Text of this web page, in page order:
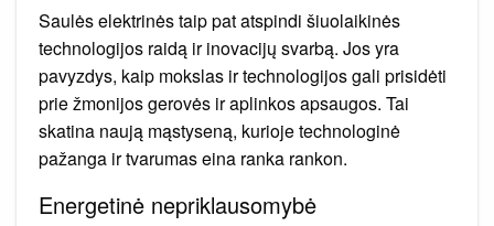
Saulės elektrinės taip pat atspindi šiuolaikinės
technologijos raidą ir inovacijų svarbą. Jos yra
pavyzdys, kaip mokslas ir technologijos gali prisidėti
prie žmonijos gerovės ir aplinkos apsaugos. Tai
skatina naują mąstyseną, kurioje technologinė
pažanga ir tvarumas eina ranka rankon.
Energetinė nepriklausomybė